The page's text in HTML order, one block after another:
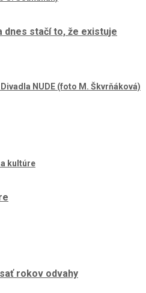
dnes stačí to, že existuje
rokov odvahy